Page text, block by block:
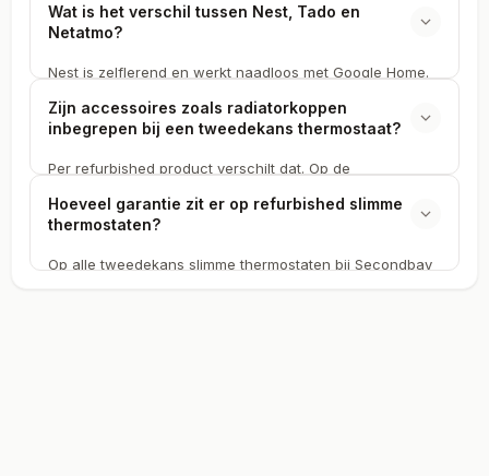
exacte besparing verschilt per woning en isolatie. Een
terug door de lagere aankoopprijs.
Wat is het verschil tussen Nest, Tado en
Netatmo?
Nest is zelflerend en werkt naadloos met Google Home.
extra radiatorkoppen. Netatmo valt op door ontwerp en
refurbished tweedekans bij Secondbay.
Zijn accessoires zoals radiatorkoppen
inbegrepen bij een tweedekans thermostaat?
Per refurbished product verschilt dat. Op de
onderdelen zijn inbegrepen bij de tweedekans
sensoren vermelden we apart.
Hoeveel garantie zit er op refurbished slimme
thermostaten?
Op alle tweedekans slimme thermostaten bij Secondbay